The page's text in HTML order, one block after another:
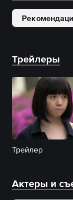
Трейлеры
Трейлер
Актеры и